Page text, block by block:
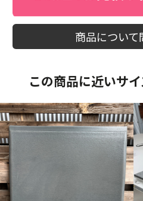
商品について
この商品に近いサ